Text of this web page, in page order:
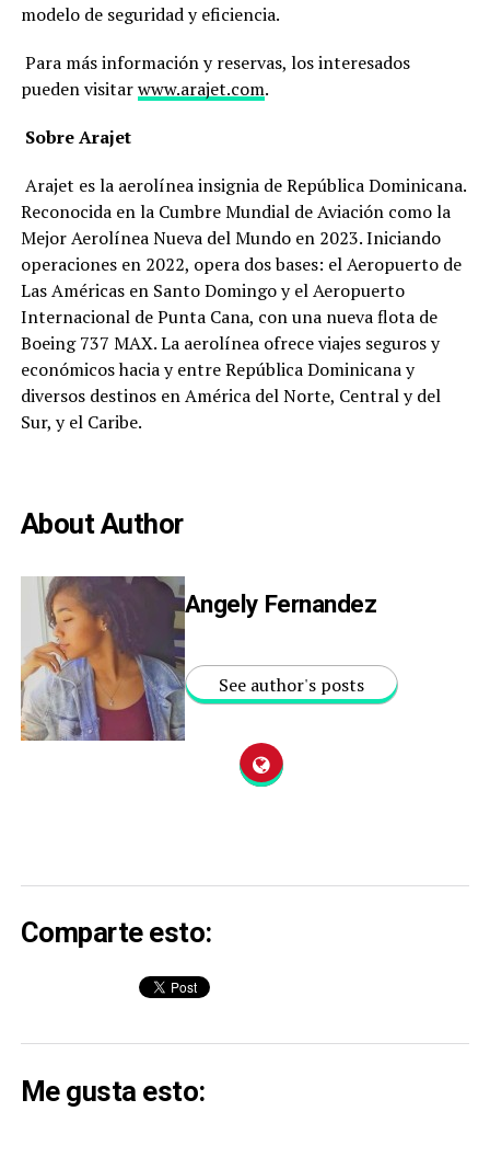
modelo de seguridad y eficiencia.
Para más información y reservas, los interesados
pueden visitarwww.arajet.com.
Sobre Arajet
Arajet es la aerolínea insignia de República Dominicana.
Reconocida en la Cumbre Mundial de Aviación como la
Mejor Aerolínea Nueva del Mundo en 2023. Iniciando
operaciones en 2022, opera dos bases: el Aeropuerto de
Las Américas en Santo Domingo y el Aeropuerto
Internacional de Punta Cana, con una nueva flota de
Boeing 737 MAX. La aerolínea ofrece viajes seguros y
económicos hacia y entre República Dominicana y
diversos destinos en América del Norte, Central y del
Sur, y el Caribe.
About Author
Angely Fernandez
See author's posts
Comparte esto:
Me gusta esto: